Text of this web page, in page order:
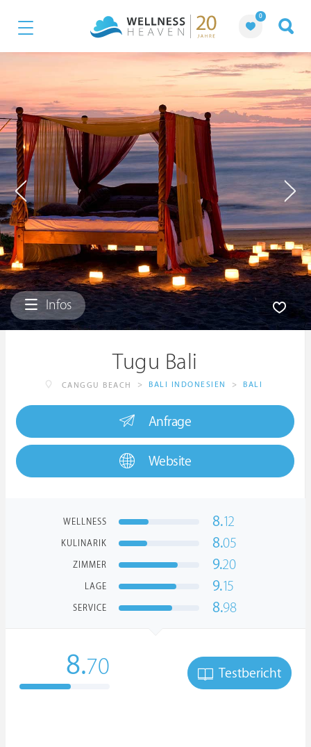
0
Infos
Tugu Bali
CANGGU BEACH > BALI INDONESIEN > BALI
Anfrage
Website
WELLNESS 8.12
KULINARIK 8.05
ZIMMER 9.20
LAGE 9.15
SERVICE 8.98
8.70 Testbericht